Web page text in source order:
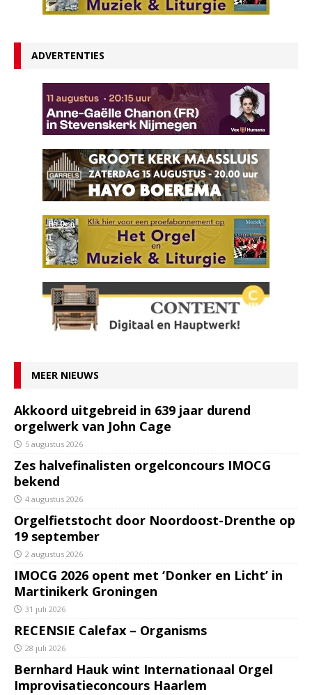
ADVERTENTIES
MEER NIEUWS
Akkoord uitgebreid in 639 jaar durend
orgelwerk van John Cage
5 augustus 2026
Zes halvefinalisten orgelconcours IMOCG
bekend
4 augustus 2026
Orgelfietstocht door Noordoost-Drenthe op
19 september
2 augustus 2026
IMOCG 2026 opent met ‘Donker en Licht’ in
Martinikerk Groningen
31 juli 2026
RECENSIE Calefax – Organisms
28 juli 2026
Bernhard Hauk wint Internationaal Orgel
Improvisatieconcours Haarlem